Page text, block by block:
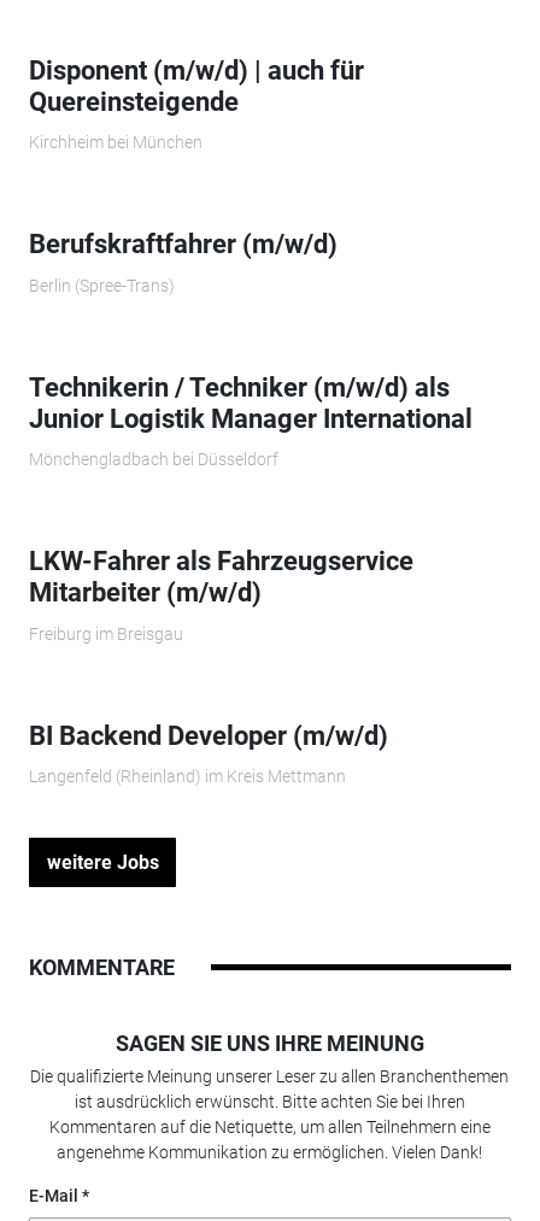
Disponent (m/w/d) | auch für
Quereinsteigende
Kirchheim bei München
Berufskraftfahrer (m/w/d)
Berlin (Spree-Trans)
Technikerin / Techniker (m/w/d) als
Junior Logistik Manager International
Mönchengladbach bei Düsseldorf
LKW-Fahrer als Fahrzeugservice
Mitarbeiter (m/w/d)
Freiburg im Breisgau
BI Backend Developer (m/w/d)
Langenfeld (Rheinland) im Kreis Mettmann
weitere Jobs
KOMMENTARE
SAGEN SIE UNS IHRE MEINUNG
Die qualifizierte Meinung unserer Leser zu allen Branchenthemen
ist ausdrücklich erwünscht. Bitte achten Sie bei Ihren
Kommentaren auf die Netiquette, um allen Teilnehmern eine
angenehme Kommunikation zu ermöglichen. Vielen Dank!
E-Mail